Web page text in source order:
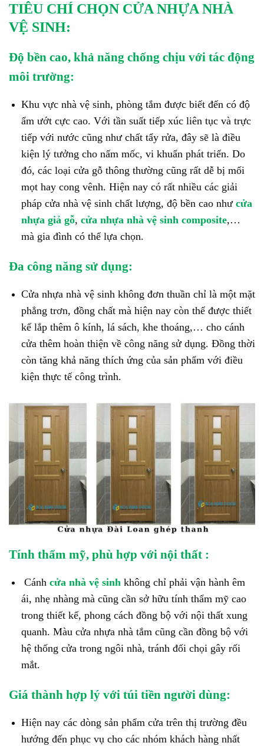
TIÊU CHÍ CHỌN CỬA NHỰA NHÀ
VỆ SINH:
Độ bền cao, khả năng chống chịu với tác động
môi trường:
Khu vực nhà vệ sinh, phòng tắm được biết đến có độ
ẩm ướt cực cao. Với tần suất tiếp xúc liên tục và trực
tiếp với nước cũng như chất tẩy rửa, đây sẽ là điều
kiện lý tưởng cho nấm mốc, vi khuẩn phát triển. Do
đó, các loại cửa gỗ thông thường cũng rất dễ bị mối
mọt hay cong vênh. Hiện nay có rất nhiều các giải
pháp cửa nhà vệ sinh chất lượng, độ bền cao như cửa
nhựa giả gỗ, cửa nhựa nhà vệ sinh composite,…
mà gia đình có thể lựa chọn.
Đa công năng sử dụng:
Cửa nhựa nhà vệ sinh không đơn thuần chỉ là một mặt
phẳng trơn, đồng chất mà hiện nay còn thể được thiết
kế lắp thêm ô kính, lá sách, khe thoáng,… cho cánh
cửa thêm hoàn thiện về công năng sử dụng. Đồng thời
còn tăng khả năng thích ứng của sản phẩm với điều
kiện thực tế công trình.
Tính thẩm mỹ, phù hợp với nội thất :
Cánh cửa nhà vệ sinh không chỉ phải vận hành êm
ái, nhẹ nhàng mà cũng cần sở hữu tính thẩm mỹ cao
trong thiết kế, phong cách đồng bộ với nội thất xung
quanh. Màu cửa nhựa nhà tắm cũng cần đồng bộ với
hệ thống cửa trong ngôi nhà, tránh đối chọi gây rối
mắt.
Giá thành hợp lý với túi tiền người dùng:
Hiện nay các dòng sản phẩm cửa trên thị trường đều
hướng đến phục vụ cho các nhóm khách hàng nhất